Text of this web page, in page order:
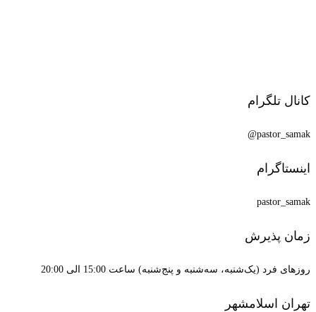
کانال تلگرام
pastor_samak@
اینستاگرام
pastor_samak
زمان پذیرش
روزهای فرد (یک‌شنبه، سه‌شنبه و پنج‌شنبه) ساعت 15:00 الی 20:00
تهران اسلامشهر